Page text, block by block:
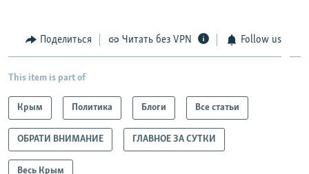
Поделиться Читать без VPN Follow us
This item is part of
Крым Политика Блоги Все статьи
ОБРАТИ ВНИМАНИЕ ГЛАВНОЕ ЗА СУТКИ
Весь Крым